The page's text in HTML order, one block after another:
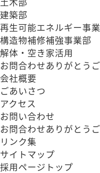
建築部
再生可能エネルギー事
構造物補修補強事業部
解体・空き家活用
お問合わせありがとう
会社概要
ごあいさつ
アクセス
お問い合わせ
お問合わせありがとう
リンク集
サイトマップ
採用ページトップ